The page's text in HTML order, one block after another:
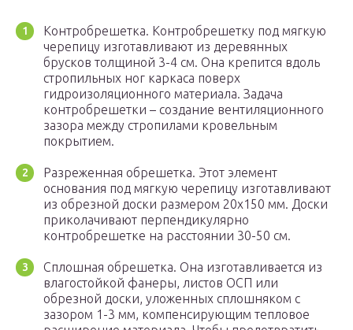
Контробрешетка. Контробрешетку под мягкую
черепицу изготавливают из деревянных
брусков толщиной 3-4 см. Она крепится вдоль
стропильных ног каркаса поверх
гидроизоляционного материала. Задача
контробрешетки – создание вентиляционного
зазора между стропилами кровельным
покрытием.
Разреженная обрешетка. Этот элемент
основания под мягкую черепицу изготавливают
из обрезной доски размером 20х150 мм. Доски
приколачивают перпендикулярно
контробрешетке на расстоянии 30-50 см.
Сплошная обрешетка. Она изготавливается из
влагостойкой фанеры, листов ОСП или
обрезной доски, уложенных сплошняком с
зазором 1-3 мм, компенсирующим тепловое